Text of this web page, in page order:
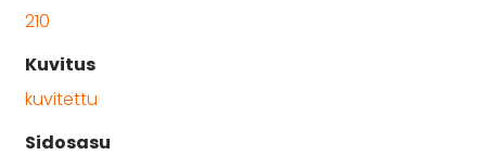
210
Kuvitus
kuvitettu
Sidosasu